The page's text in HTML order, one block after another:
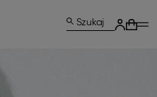
Szukaj